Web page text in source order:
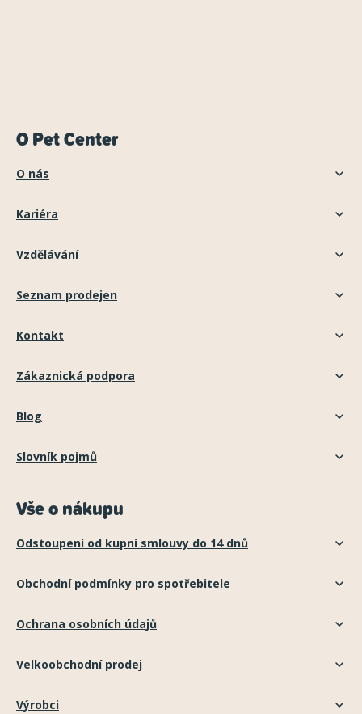
O Pet Center
O nás
Kariéra
Vzdělávání
Seznam prodejen
Kontakt
Zákaznická podpora
Blog
Slovník pojmů
Vše o nákupu
Odstoupení od kupní smlouvy do 14 dnů
Obchodní podmínky pro spotřebitele
Ochrana osobních údajů
Velkoobchodní prodej
Výrobci